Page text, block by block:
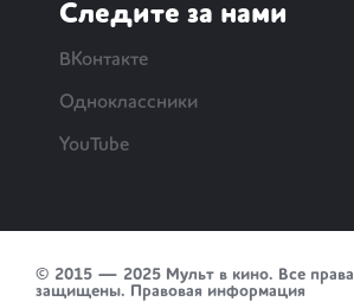
Следите за нами
ВКонтакте
Одноклассники
YouTube
© 2015 — 2025 Мульт в кино. Все права
защищены. Правовая информация